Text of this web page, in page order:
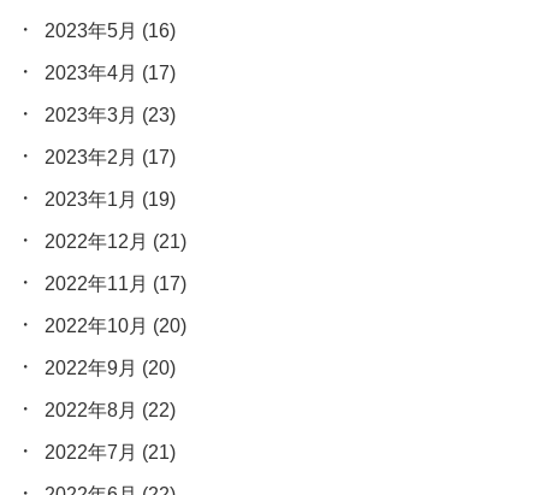
2023年5月 (16)
2023年4月 (17)
2023年3月 (23)
2023年2月 (17)
2023年1月 (19)
2022年12月 (21)
2022年11月 (17)
2022年10月 (20)
2022年9月 (20)
2022年8月 (22)
2022年7月 (21)